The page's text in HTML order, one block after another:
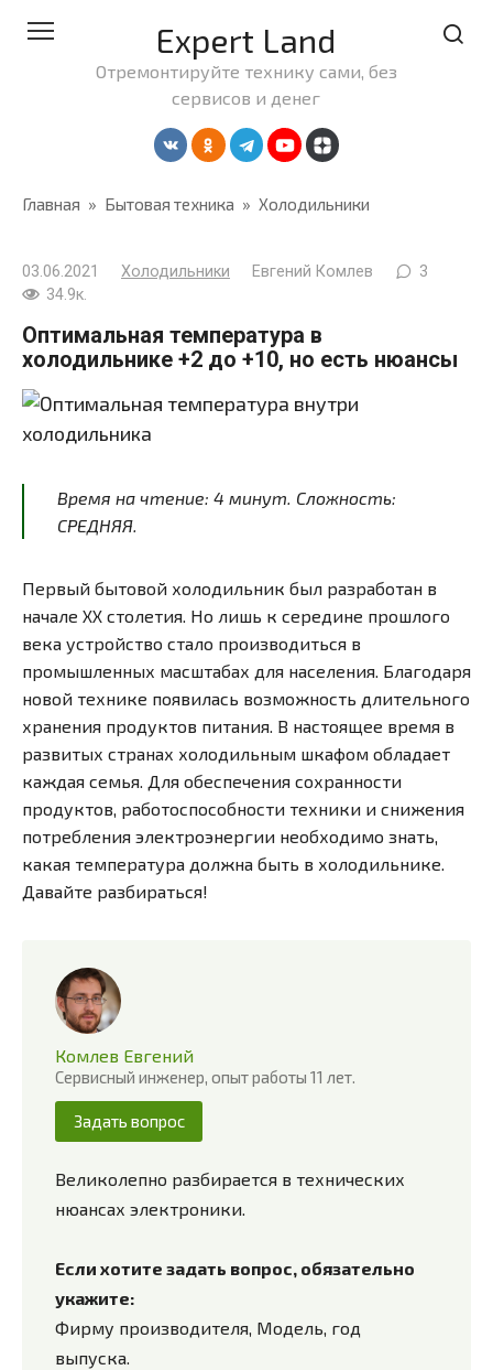
Expert Land
Отремонтируйте технику сами, без
сервисов и денег
Главная » Бытовая техника » Холодильники
03.06.2021 Холодильники Евгений Комлев
3
34.9к.
Оптимальная температура в
холодильнике +2 до +10, но есть нюансы
Время на чтение: 4 минут . Сложность:
СРЕДНЯЯ.
Первый бытовой холодильник был разработан в
начале ХХ столетия. Но лишь к середине прошлого
века устройство стало производиться в
промышленных масштабах для населения. Благодаря
новой технике появилась возможность длительного
хранения продуктов питания. В настоящее время в
развитых странах холодильным шкафом обладает
каждая семья. Для обеспечения сохранности
продуктов, работоспособности техники и снижения
потребления электроэнергии необходимо знать,
какая температура должна быть в холодильнике.
Давайте разбираться!
Комлев Евгений
Сервисный инженер, опыт работы 11 лет.
Задать вопрос
Великолепно разбирается в технических
нюансах электроники.
Если хотите задать вопрос, обязательно
укажите:
Фирму производителя, Модель, год
выпуска.